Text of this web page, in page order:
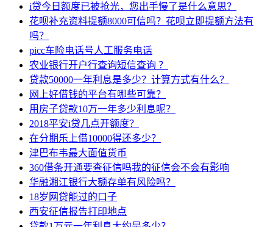
i贷今日额度已被抢光，您出手慢了是什么意思？
花呗补充资料提额8000可信吗？花呗立即提额方法有
吗？
picc车险电话号人工服务电话
农业银行开户行查询短信查询 ？
贷款50000一年利息是多少？计算方式有什么？
网上好借钱的平台有哪些可靠？
用房子贷款10万一年多少利息呢？
2018平安i贷几点开额度？
在分期乐上借10000得还多少？
津巴布韦最大面值货币
360借条开通要查征信吗我的征信会不会有影响
华融湘江银行大额存单有风险吗？
18岁网贷能过的口子
西安征信报告打印地点